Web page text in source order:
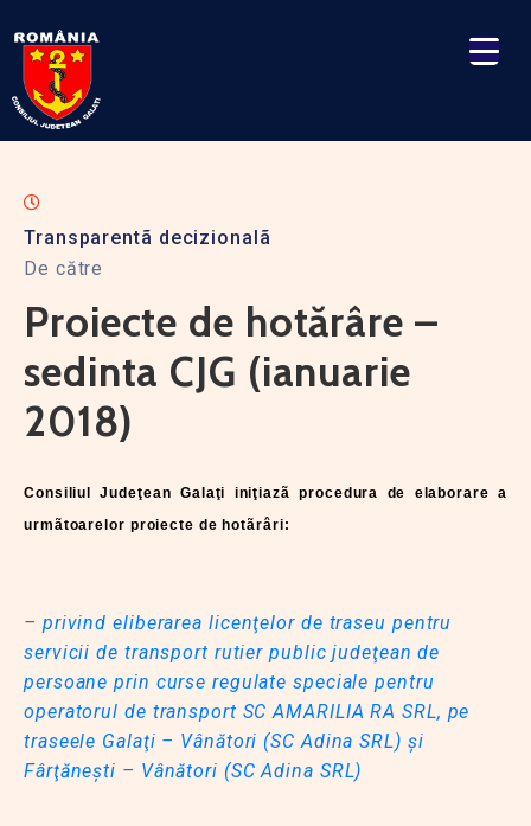
Transparentã decizionalã
De către
Proiecte de hotărâre –
sedinta CJG (ianuarie
2018)
Consiliul Judeţean Galaţi iniţiazã procedura de elaborare a
urmãtoarelor proiecte de hotãrâri:
– privind eliberarea licenţelor de traseu pentru
servicii de transport rutier public judeţean de
persoane prin curse regulate speciale pentru
operatorul de transport SC AMARILIA RA SRL, pe
traseele Galaţi – Vânători (SC Adina SRL) şi
Fârţăneşti – Vânători (SC Adina SRL)